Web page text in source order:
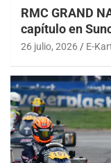
RMC GRAND
capítulo en
26 julio, 2026 E-